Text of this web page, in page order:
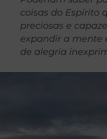
coisas do Espírito
preciosas e
expandir a mente
de alegria